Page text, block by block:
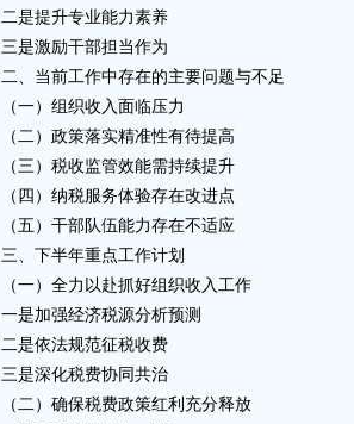
二是提升专业能力素养
三是激励干部担当作为
二、当前工作中存在的主要问题与不足
（一）组织收入面临压力
（二）政策落实精准性有待提高
（三）税收监管效能需持续提升
（四）纳税服务体验存在改进点
（五）干部队伍能力存在不适应
三、下半年重点工作计划
（一）全力以赴抓好组织收入工作
一是加强经济税源分析预测
二是依法规范征税收费
三是深化税费协同共治
（二）确保税费政策红利充分释放